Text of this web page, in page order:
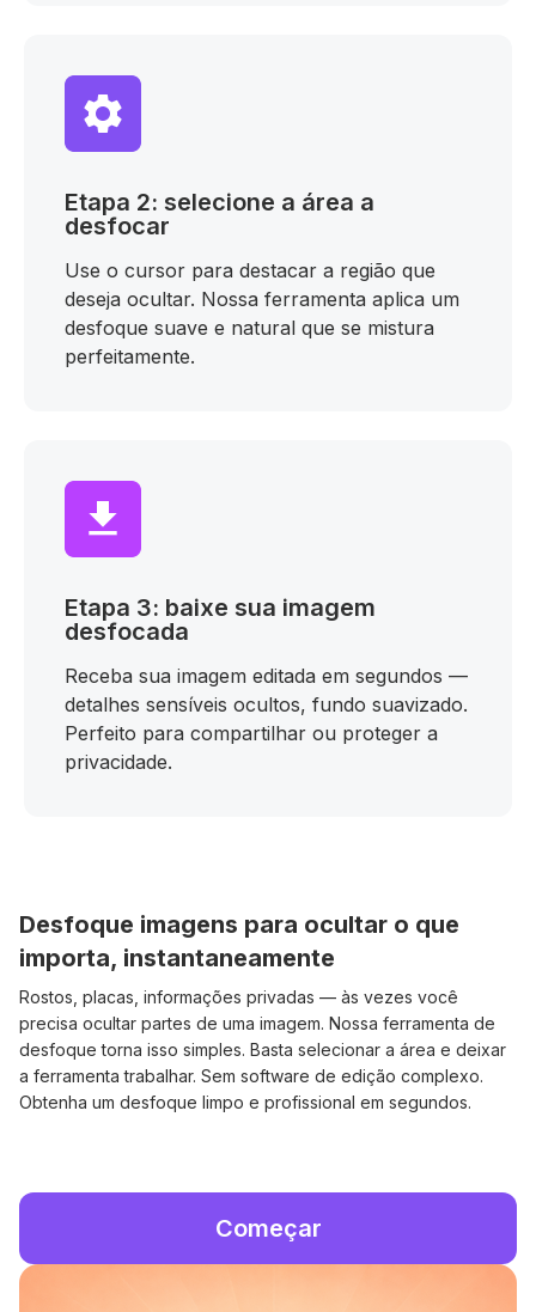
Etapa 2: selecione a área a
desfocar
Use o cursor para destacar a região que
deseja ocultar. Nossa ferramenta aplica um
desfoque suave e natural que se mistura
perfeitamente.
Etapa 3: baixe sua imagem
desfocada
Receba sua imagem editada em segundos —
detalhes sensíveis ocultos, fundo suavizado.
Perfeito para compartilhar ou proteger a
privacidade.
Desfoque imagens para ocultar o que
importa, instantaneamente
Rostos, placas, informações privadas — às vezes você
precisa ocultar partes de uma imagem. Nossa ferramenta de
desfoque torna isso simples. Basta selecionar a área e deixar
a ferramenta trabalhar. Sem software de edição complexo.
Obtenha um desfoque limpo e profissional em segundos.
Começar